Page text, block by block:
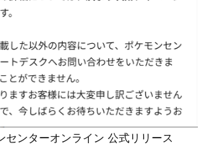
センターオンライン 公式リリース